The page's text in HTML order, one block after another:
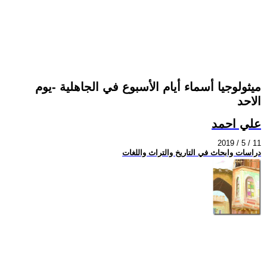
ميثولوجيا أسماء أيام الأسبوع في الجاهلية -يوم
الاحد
علي احمد
2019 / 5 / 11
دراسات وابحاث في التاريخ والتراث واللغات